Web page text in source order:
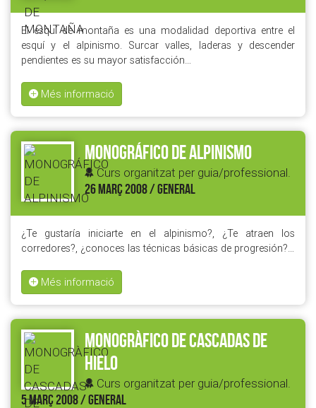
El esquí de montaña es una modalidad deportiva entre el
esquí y el alpinismo. Surcar valles, laderas y descender
pendientes es su mayor satisfacción…
Més informació
MONOGRÁFICO DE ALPINISMO
Curs organitzat per guia/professional.
26 MARÇ 2008 / GENERAL
¿Te gustaría iniciarte en el alpinismo?, ¿Te atraen los
corredores?, ¿conoces las técnicas básicas de progresión?…
Més informació
MONOGRÀFICO DE CASCADAS DE
HIELO
Curs organitzat per guia/professional.
5 MARÇ 2008 / GENERAL